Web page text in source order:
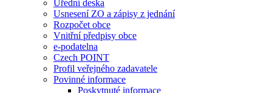
Úřední deska
Usnesení ZO a zápisy z jednání
Rozpočet obce
Vnitřní předpisy obce
e-podatelna
Czech POINT
Profil veřejného zadavatele
Povinné informace
Poskytnuté informace